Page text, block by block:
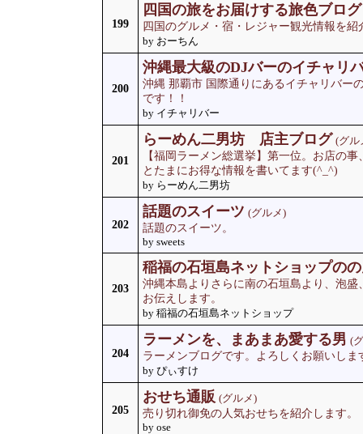
199
四国の旅をお届けする旅色ブログ
四国のグルメ・宿・レジャー観光情報を紹
by おーちん
200
沖縄最大級のDJバーのイチャリ
沖縄 那覇市 国際通りにあるイチャリバー
です！！
by イチャリバー
201
らーめん二男坊 店主ブログ (グル
【福岡ラーメン総選挙】第一位。お店の
とたまにお得な情報を書いてます(^_^)
by らーめん二男坊
202
話題のスイーツ (グルメ)
話題のスイーツ。
by sweets
203
稲福の石垣島ネットショップの
沖縄本島よりさらに南の石垣島より、泡
お伝えします。
by 稲福の石垣島ネットショップ
204
ラーメンを、まあまあ愛する男 (
ラーメンブログです。よろしくお願いしま
by ぴぃすけ
205
おせち通販 (グルメ)
売り切れ御免の人気おせちを紹介します。
by ose